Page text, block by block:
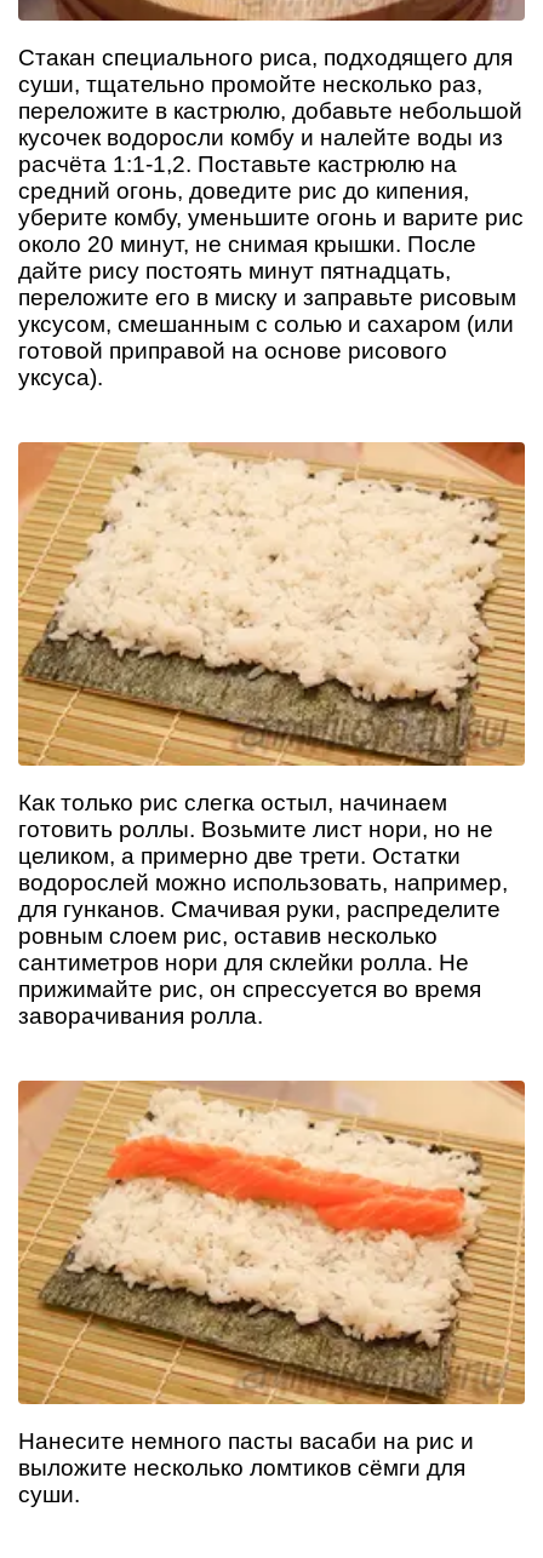
Стакан специального риса, подходящего для
суши, тщательно промойте несколько раз,
переложите в кастрюлю, добавьте небольшой
кусочек водоросли комбу и налейте воды из
расчёта 1:1-1,2. Поставьте кастрюлю на
средний огонь, доведите рис до кипения,
уберите комбу, уменьшите огонь и варите рис
около 20 минут, не снимая крышки. После
дайте рису постоять минут пятнадцать,
переложите его в миску и заправьте рисовым
уксусом, смешанным с солью и сахаром (или
готовой приправой на основе рисового
уксуса).
Как только рис слегка остыл, начинаем
готовить роллы. Возьмите лист нори, но не
целиком, а примерно две трети. Остатки
водорослей можно использовать, например,
для гунканов. Смачивая руки, распределите
ровным слоем рис, оставив несколько
сантиметров нори для склейки ролла. Не
прижимайте рис, он спрессуется во время
заворачивания ролла.
Нанесите немного пасты васаби на рис и
выложите несколько ломтиков сёмги для
суши.